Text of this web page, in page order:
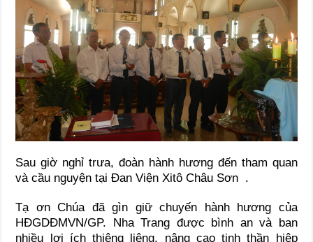
Sau giờ nghỉ trưa, đoàn hành hương đến tham quan
và cầu nguyện tại Đan Viện Xitô Châu Sơn .
Tạ ơn Chúa đã gìn giữ chuyến hành hương của
HĐGDĐMVN/GP. Nha Trang được bình an và ban
nhiều lợi ích thiêng liêng, nâng cao tinh thần hiêp